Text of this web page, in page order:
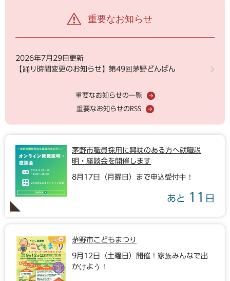
重要なお知らせ
2026年7月29日更新
【踊り時間変更のお知らせ】第49回茅野どんばん
重要なお知らせの一覧
重要なお知らせのRSS
茅野市職員採用に興味のある方へ就職説
明・座談会を開催します
8月17日（月曜日）まで申込受付中！
あと 11 日
茅野市こどもまつり
9月12日（土曜日）開催！家族みんなで出
かけよう！